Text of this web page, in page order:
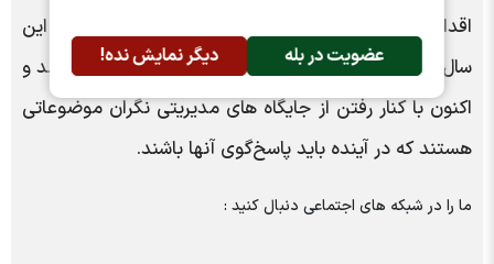
عضویت در بله دیگر نمایش نده!
اقدامات غیرکارشناسی موجب نگرانی افرادی شده که در این
سال‌ها مسئولیت داشته اما به تعهدات خود عمل نکرده‌اند و
اکنون با کنار رفتن از جایگاه های مدیریتی نگران موضوعاتی
هستند که در آینده باید پاسخ‌گوی آنها باشند.
ما را در شبکه های اجتماعی دنبال کنید :